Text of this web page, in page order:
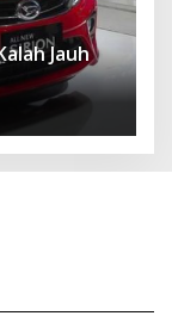
Jauh